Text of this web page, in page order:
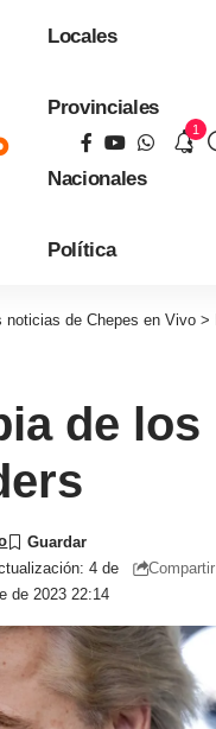
Locales
Provinciales
Nacionales
Política
1
noticias de Chepes en Vivo >
de los
4 de
de 2023 22:14
Compartir